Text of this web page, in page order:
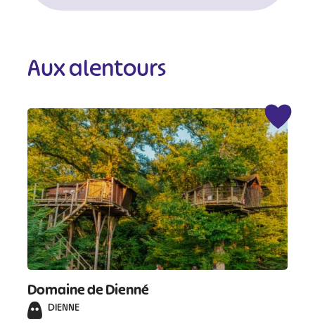
Aux alentours
Domaine de Dienné
DIENNE